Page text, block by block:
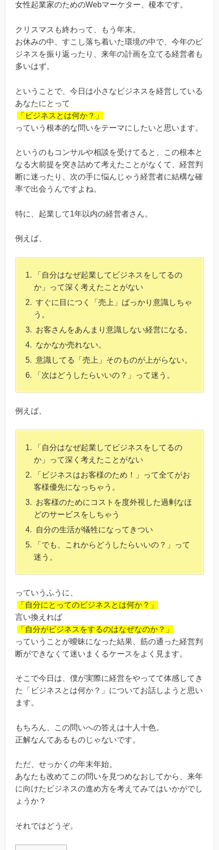
女性起業家のためのWebマーケター、榎本です。
クリスマスも終わって、もう年末。
お休みの中、すこし落ち着いた環境の中で、今年のビ
ジネスを振り返ったり、来年の計画を立てる経営者も
多いはず。
ということで、今日は小さなビジネスを経営している
あなたにとって
「ビジネスとは何か？」
っていう根本的な問いをテーマにしたいと思います。
というのもコンサルや相談を受けてると、この根本と
なる大前提を突き詰めて考えたことがなくて、経営判
断に迷ったり、次の手に悩んじゃう経営者に結構な確
率で出会うんですよね。
特に、起業して1年以内の経営者さん。
例えば、
「自分はなぜ起業してビジネスをしてるの
か」って深く考えたことがない
すぐに目につく「売上」ばっかり意識しちゃ
う。
お客さんをあんまり意識しない経営になる。
なかなか売れない。
意識してる「売上」そのものが上がらない。
「次はどうしたらいいの？」って迷う。
例えば、
「自分はなぜ起業してビジネスをしてるの
か」って深く考えたことがない
「ビジネスはお客様のため！」って全てがお
客様優先になっちゃう。
お客様のためにコストを度外視した過剰なほ
どのサービスをしちゃう
自分の生活が犠牲になってきつい
「でも、これからどうしたらいいの？」って
迷う。
っていうふうに、
「自分にとってのビジネスとは何か？」
言い換えれば
「自分がビジネスをするのはなぜなのか？」
っていうことが曖昧になった結果、筋の通った経営判
断ができなくて迷いまくるケースをよく見ます。
そこで今日は、僕が実際に経営をやってて体感してき
た「ビジネスとは何か？」についてお話しようと思い
ます。
もちろん、この問いへの答えは十人十色。
正解なんてあるものじゃないです。
ただ、せっかくの年末年始。
あなたも改めてこの問いを見つめなおしてから、来年
に向けたビジネスの進め方を考えてみてはいかがでし
ょうか？
それではどうぞ。